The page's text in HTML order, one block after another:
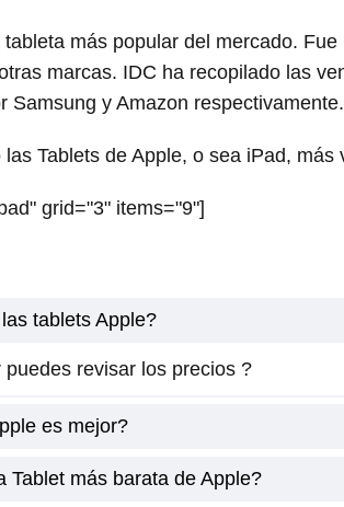
más popular del mercado.
marcas. IDC ha recopilado las
Samsung y Amazon respectivamente.
Tablets de Apple, o sea iPad, más
grid="3" items="9"]
tablets Apple?
revisar los precios ?
es mejor?
Tablet más barata de Apple?